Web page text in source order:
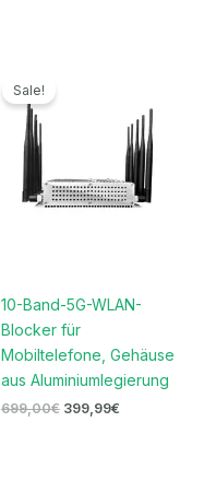
Sale!
10-Band-5G-WLAN-
Blocker für
Mobiltelefone, Gehäuse
aus Aluminiumlegierung
699,00€ 399,99€
399,99€.